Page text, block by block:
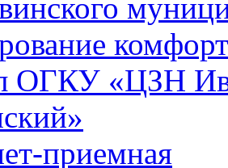
ОГКУ «ЦЗН
приемная